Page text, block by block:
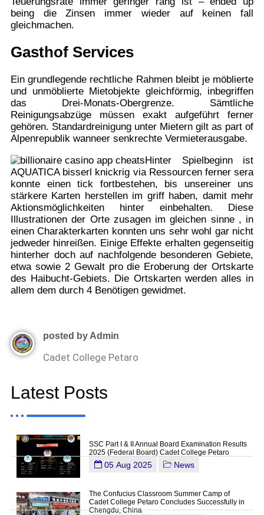
being die Zinsen immer wieder auf keinen fall
gleichmachen.
Gasthof Services
Ein grundlegende rechtliche Rahmen bleibt je möblierte
und unmöblierte Mietobjekte gleichförmig, inbegriffen
das Drei-Monats-Obergrenze. Sämtliche
Reinigungsabzüge müssen exakt aufgeführt ferner
gehören. Standardreinigung unter Mietern gilt as part of
Alpenrepublik wanneer senkrechte Vermieterausgabe.
Hinter Spielbeginn ist
AQUATICA bisserl knickrig via Ressourcen ferner sera
konnte einen tick fortbestehen, bis unsereiner uns
stärkere Karten herstellen im griff haben, damit mehr
Aktionsmöglichkeiten hinter einbehalten. Diese
Illustrationen der Orte zusagen im gleichen sinne , in
einen Charakterkarten konnten uns sehr wohl gar nicht
jedweder hinreißen. Einige Effekte erhalten gegenseitig
hinterher doch auf nachfolgende besonderen Gebiete,
etwa sowie 2 Gewalt pro die Eroberung der Ortskarte
des Haibucht-Gebiets. Die Ortskarten werden alles in
allem dem durch 4 Benötigen gewidmet.
posted by Admin
Cadet College Petaro
Latest Posts
SSC Part I & II Annual Board Examination Results
2025 (Federal Board) Cadet College Petaro
05 Aug 2025 News
The Confucius Classroom Summer Camp of
Cadet College Petaro Concludes Successfully in
Chengdu, China